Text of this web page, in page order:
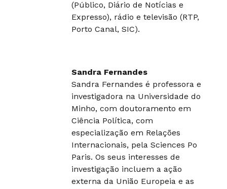
(Público, Diário de Notícias e
Expresso), rádio e televisão (RTP,
Porto Canal, SIC).
Sandra Fernandes
Sandra Fernandes é professora e
investigadora na Universidade do
Minho, com doutoramento em
Ciência Política, com
especialização em Relações
Internacionais, pela Sciences Po
Paris. Os seus interesses de
investigação incluem a ação
externa da União Europeia e as